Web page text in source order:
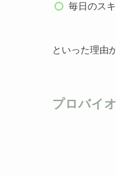
毎日のス
といった理由
プロバイ